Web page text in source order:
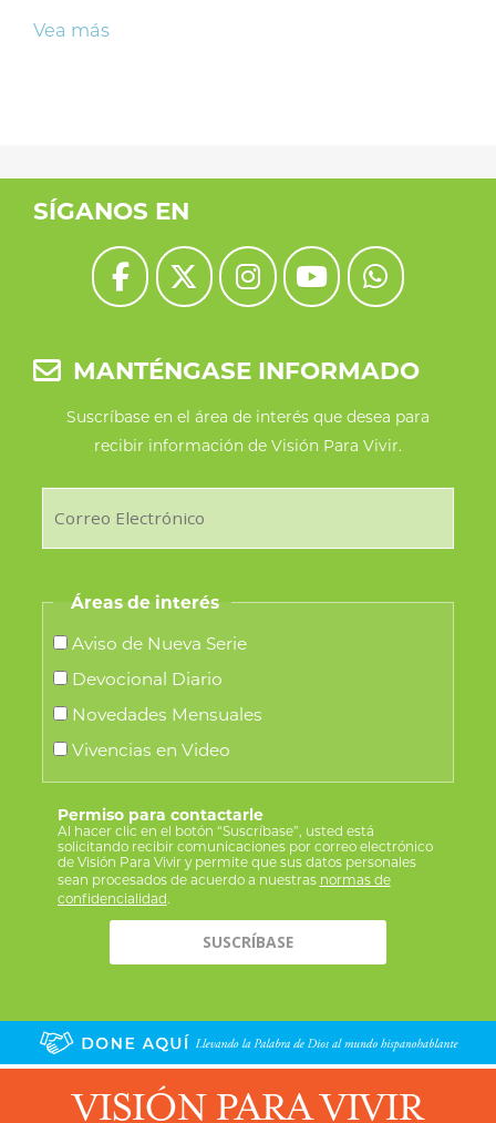
Vea más
SÍGANOS EN
MANTÉNGASE INFORMADO
Suscríbase en el área de interés que desea para
recibir información de Visión Para Vivir.
Áreas de interés
Aviso de Nueva Serie
Devocional Diario
Novedades Mensuales
Vivencias en Video
Permiso para contactarle
Al hacer clic en el botón “Suscríbase”, usted está
solicitando recibir comunicaciones por correo electrónico
de Visión Para Vivir y permite que sus datos personales
sean procesados de acuerdo a nuestras normas de
confidencialidad.
VISIÓN PARA VIVIR